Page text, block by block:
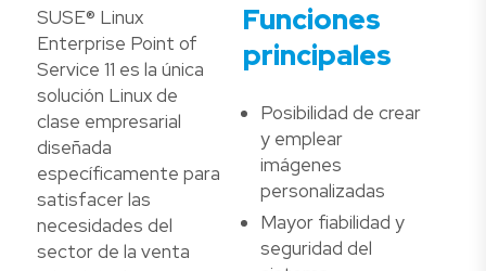
SUSE® Linux
Enterprise Point of
Service 11 es la única
solución Linux de
clase empresarial
diseñada
específicamente para
satisfacer las
necesidades del
sector de la venta
Funciones
principales
Posibilidad de crear
y emplear
imágenes
personalizadas
Mayor fiabilidad y
seguridad del